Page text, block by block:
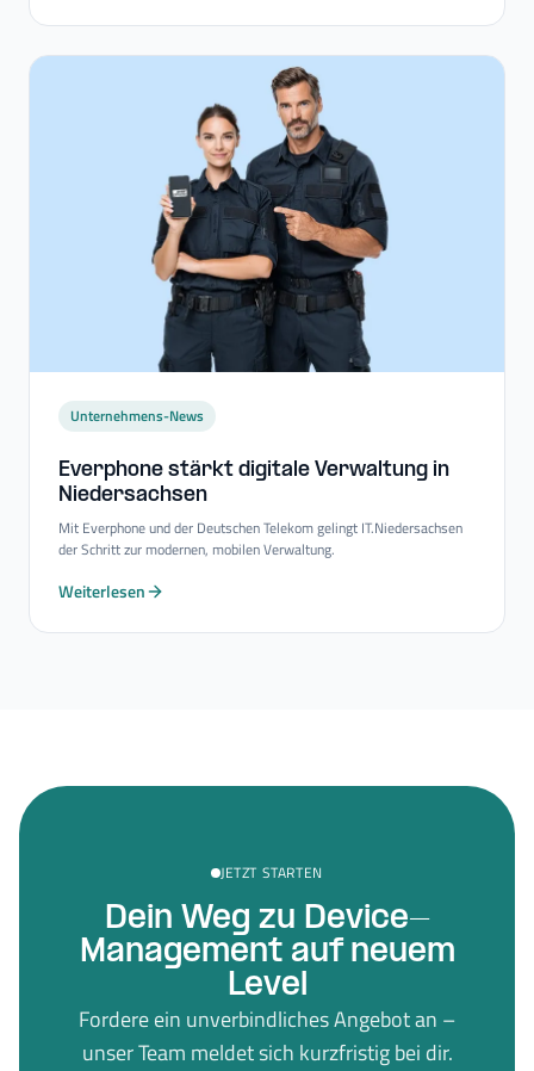
Unternehmens-News
Everphone stärkt digitale Verwaltung in
Niedersachsen
Mit Everphone und der Deutschen Telekom gelingt IT.Niedersachsen
der Schritt zur modernen, mobilen Verwaltung.
Weiterlesen
JETZT STARTEN
Dein Weg zu Device-
Management auf neuem
Level
Fordere ein unverbindliches Angebot an –
unser Team meldet sich kurzfristig bei dir.